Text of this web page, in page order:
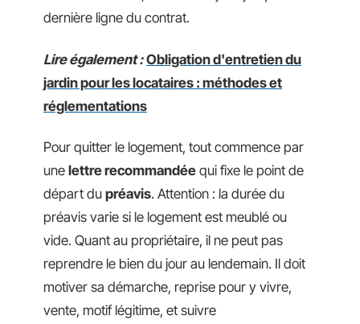
dernière ligne du contrat.
Lire également : Obligation d'entretien du
jardin pour les locataires : méthodes et
réglementations
Pour quitter le logement, tout commence par
une lettre recommandée qui fixe le point de
départ du préavis. Attention : la durée du
préavis varie si le logement est meublé ou
vide. Quant au propriétaire, il ne peut pas
reprendre le bien du jour au lendemain. Il doit
motiver sa démarche, reprise pour y vivre,
vente, motif légitime, et suivre